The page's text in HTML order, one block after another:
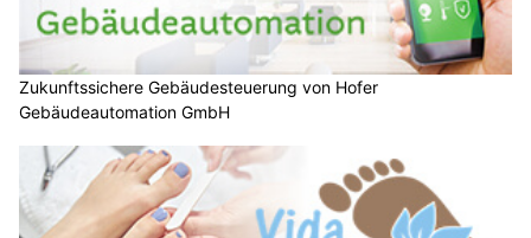
Zukunftssichere Gebäudesteuerung von Hofer
Gebäudeautomation GmbH